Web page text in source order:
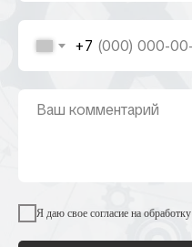
+7
Я даю свое согласие на обработку